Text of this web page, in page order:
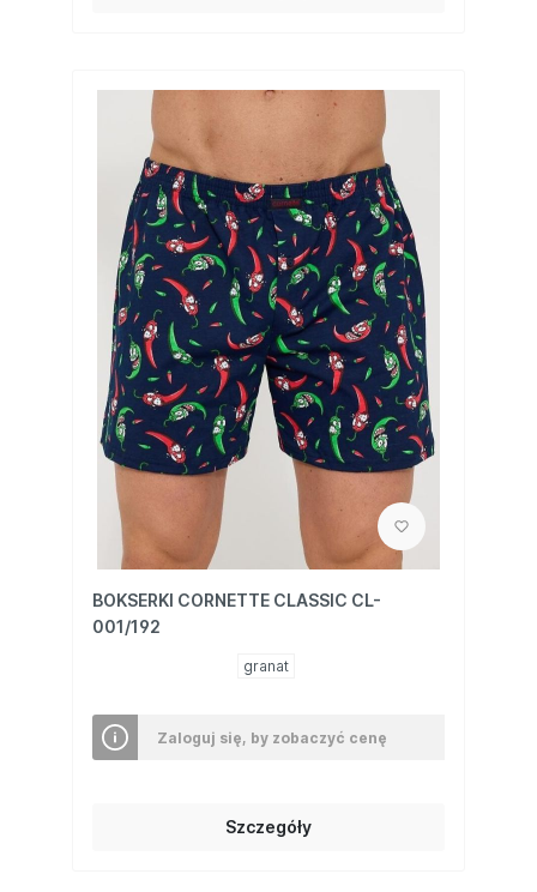
BOKSERKI CORNETTE CLASSIC CL-
001/192
granat
Zaloguj się, by zobaczyć cenę
Szczegóły